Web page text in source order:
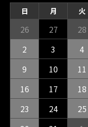
日 月 火
26 27 28
2
3 4
9
10 11
16
17 18
23
24 25